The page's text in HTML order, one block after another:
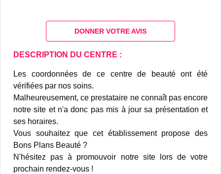
DONNER VOTRE AVIS
DESCRIPTION DU CENTRE :
Les coordonnées de ce centre de beauté ont été
vérifiées par nos soins.
Malheureusement, ce prestataire ne connaît pas encore
notre site et n'a donc pas mis à jour sa présentation et
ses horaires.
Vous souhaitez que cet établissement propose des
Bons Plans Beauté ?
N'hésitez pas à promouvoir notre site lors de votre
prochain rendez-vous !